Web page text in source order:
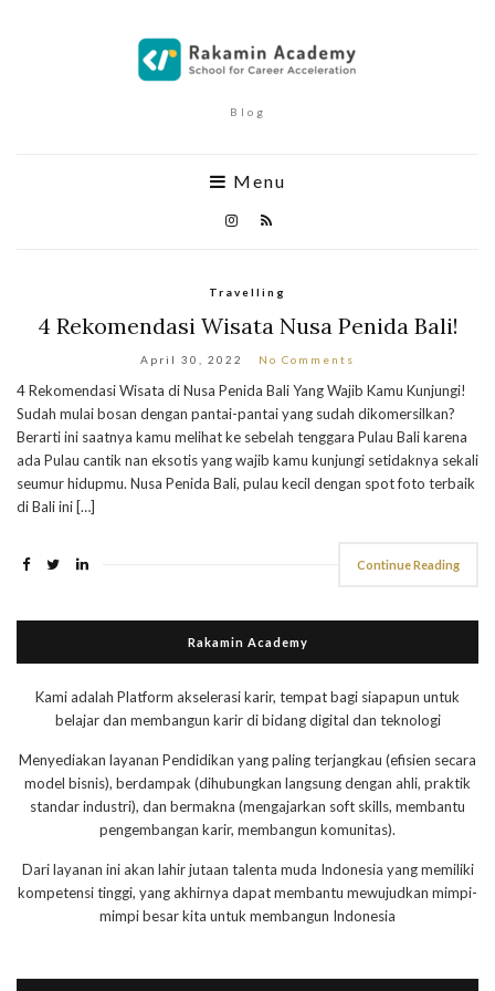
Blog
Menu
Travelling
4 Rekomendasi Wisata Nusa Penida Bali!
April 30, 2022 No Comments
4 Rekomendasi Wisata di Nusa Penida Bali Yang Wajib Kamu Kunjungi!
Sudah mulai bosan dengan pantai-pantai yang sudah dikomersilkan?
Berarti ini saatnya kamu melihat ke sebelah tenggara Pulau Bali karena
ada Pulau cantik nan eksotis yang wajib kamu kunjungi setidaknya sekali
seumur hidupmu. Nusa Penida Bali, pulau kecil dengan spot foto terbaik
di Bali ini […]
Continue Reading
Rakamin Academy
Kami adalah Platform akselerasi karir, tempat bagi siapapun untuk
belajar dan membangun karir di bidang digital dan teknologi
Menyediakan layanan Pendidikan yang paling terjangkau (efisien secara
model bisnis), berdampak (dihubungkan langsung dengan ahli, praktik
standar industri), dan bermakna (mengajarkan soft skills, membantu
pengembangan karir, membangun komunitas).
Dari layanan ini akan lahir jutaan talenta muda Indonesia yang memiliki
kompetensi tinggi, yang akhirnya dapat membantu mewujudkan mimpi-
mimpi besar kita untuk membangun Indonesia